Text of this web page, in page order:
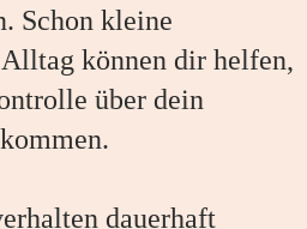
Schon kleine
können dir helfen,
über dein
dauerhaft